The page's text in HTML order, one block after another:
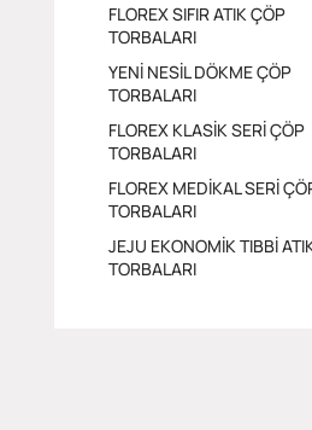
FLOREX SIFIR ATIK ÇÖP
TORBALARI
YENİ NESİL DÖKME ÇÖP
TORBALARI
FLOREX KLASİK SERİ ÇÖP
TORBALARI
FLOREX MEDİKAL SERİ
TORBALARI
JEJU EKONOMİK TIBBİ
TORBALARI